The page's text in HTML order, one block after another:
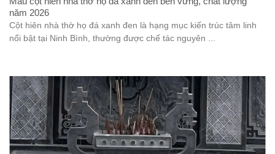
năm 2026
Cột hiên nhà thờ họ đá xanh đen là hạng mục kiến trúc tâm linh
nổi bật tại Ninh Bình, thường được chế tác nguyên ...